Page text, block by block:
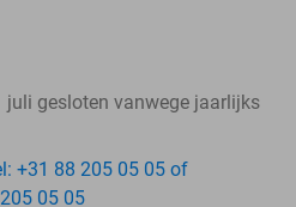
gesloten vanwege jaarlijks
+31 88 205 05 05 of
05 05